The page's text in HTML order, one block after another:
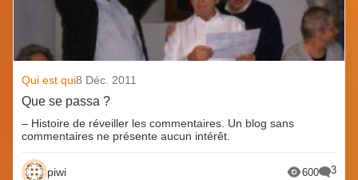
Qui est qui8 Déc. 2011
Que se passa ?
– Histoire de réveiller les commentaires. Un blog sans
commentaires ne présente aucun intérêt.
piwi 600 3